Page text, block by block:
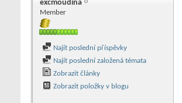
excmoudina
Member
Najít poslední příspěvky
Najít poslední založená témata
Zobrazit články
Zobrazit položky v blogu